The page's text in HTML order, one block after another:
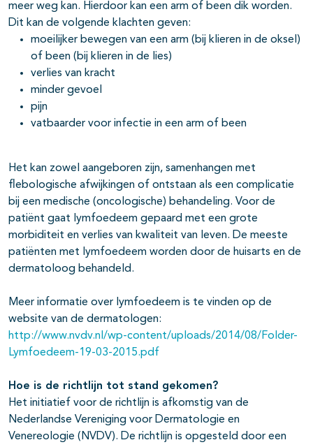
meer weg kan. Hierdoor kan een arm of been dik worden.
Dit kan de volgende klachten geven:
moeilijker bewegen van een arm (bij klieren in de oksel)
of been (bij klieren in de lies)
verlies van kracht
minder gevoel
pijn
vatbaarder voor infectie in een arm of been
Het kan zowel aangeboren zijn, samenhangen met
flebologische afwijkingen of ontstaan als een complicatie
bij een medische (oncologische) behandeling. Voor de
patiënt gaat lymfoedeem gepaard met een grote
morbiditeit en verlies van kwaliteit van leven. De meeste
patiënten met lymfoedeem worden door de huisarts en de
dermatoloog behandeld.
Meer informatie over lymfoedeem is te vinden op de
website van de dermatologen:
http://www.nvdv.nl/wp-content/uploads/2014/08/Folder-
Lymfoedeem-19-03-2015.pdf
Hoe is de richtlijn tot stand gekomen?
Het initiatief voor de richtlijn is afkomstig van de
Nederlandse Vereniging voor Dermatologie en
Venereologie (NVDV). De richtlijn is opgesteld door een